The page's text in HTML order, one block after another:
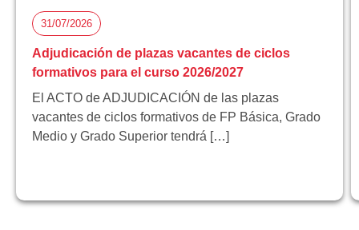
31/07/2026
Adjudicación de plazas vacantes de ciclos
formativos para el curso 2026/2027
El ACTO de ADJUDICACIÓN de las plazas
vacantes de ciclos formativos de FP Básica, Grado
Medio y Grado Superior tendrá […]